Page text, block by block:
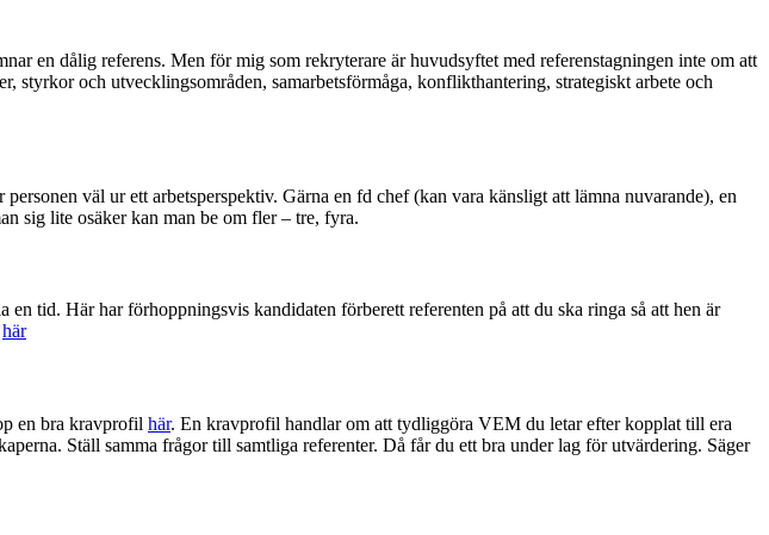
en dålig referens. Men för mig som rekryterare är huvudsyftet med referenstagningen inte om att
styrkor och utvecklingsområden, samarbetsförmåga, konflikthantering, strategiskt arbete och
väl ur ett arbetsperspektiv. Gärna en fd chef (kan vara känsligt att lämna nuvarande), en
sig lite osäker kan man be om fler – tre, fyra.
tid. Här har förhoppningsvis kandidaten förberett referenten på att du ska ringa så att hen är
här
en bra kravprofil här. En kravprofil handlar om att tydliggöra VEM du letar efter kopplat till era
Ställ samma frågor till samtliga referenter. Då får du ett bra under lag för utvärdering. Säger